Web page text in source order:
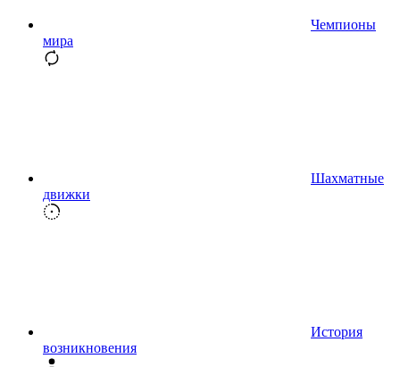
Чемпионы
мира
Шахматные
движки
История
возникновения